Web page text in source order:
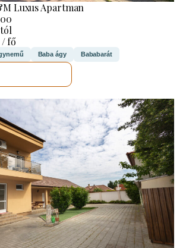
Luxus Apartman
/ fő
Baba ágy Bababarát